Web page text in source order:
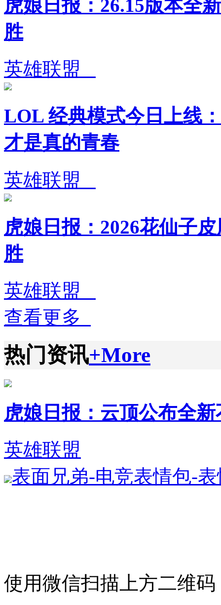
虎娘日报：26.15版本全
胜
英雄联盟
LOL 经典模式今日上线
才是真的青春
英雄联盟
虎娘日报：2026花仙子
胜
英雄联盟
查看更多
热门资讯+More
虎娘日报：云顶公布全
英雄联盟
表面兄弟-电竞表情包-
使用微信扫描上方二维码